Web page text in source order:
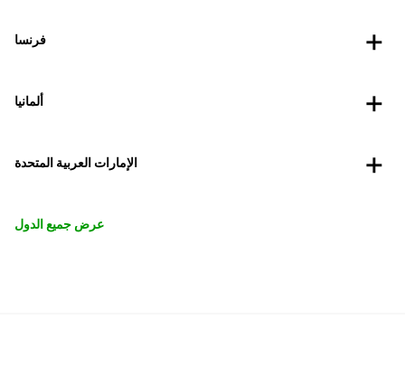
فرنسا
ألمانيا
الإمارات العربية المتحدة
عرض جميع الدول